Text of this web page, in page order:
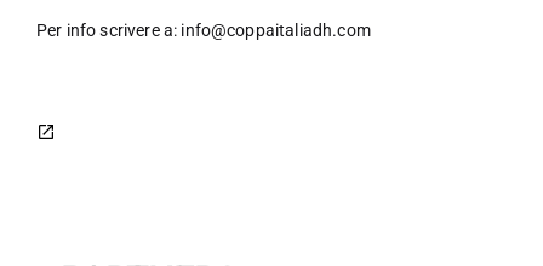
Per info scrivere a: info@coppaitaliadh.com